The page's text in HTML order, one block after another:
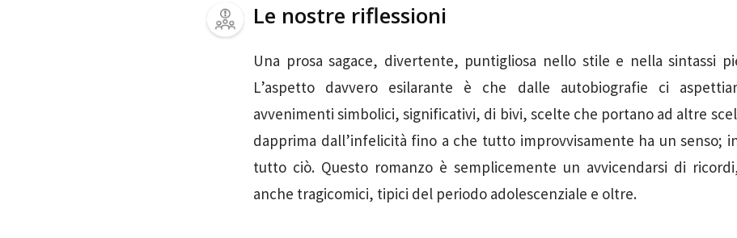
Le nostre riflessioni
Una prosa sagace, divertente, puntigliosa nello stile e nella sintassi
L’aspetto davvero esilarante è che dalle autobiografie ci
avvenimenti simbolici, significativi, di bivi, scelte che portano ad altre
dapprima dall’infelicità fino a che tutto improvvisamente ha un senso;
tutto ciò. Questo romanzo è semplicemente un avvicendarsi di
anche tragicomici, tipici del periodo adolescenziale e oltre.